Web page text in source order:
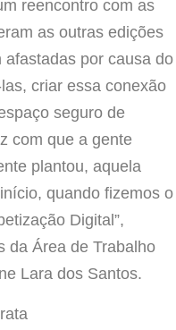
reencontro com as
as outras edições
por causa do
criar essa conexão
seguro de
com que a gente
plantou, aquela
quando fizemos o
Digital”,
da Área de Trabalho
Lara dos Santos.